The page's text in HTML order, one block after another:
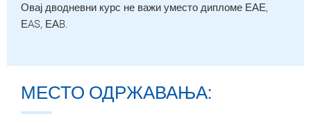
Овај дводневни курс не важи уместо дипломе ЕАЕ,
ЕAS, ЕАB.
МЕСТО ОДРЖАВАЊА: